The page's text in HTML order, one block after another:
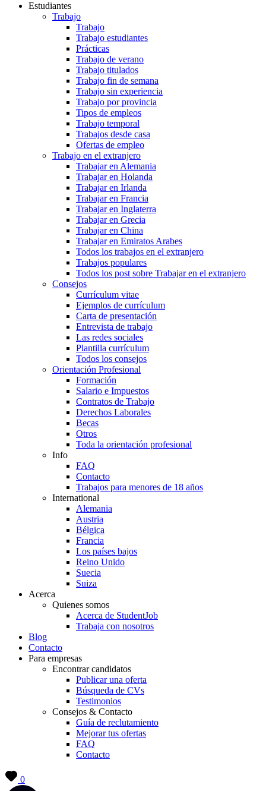
Estudiantes
Trabajo
Trabajo
Trabajo estudiantes
Prácticas
Trabajo de verano
Trabajo titulados
Trabajo fin de semana
Trabajo sin experiencia
Trabajo por provincia
Tipos de empleos
Trabajo temporal
Trabajos desde casa
Ofertas de empleo
Trabajo en el extranjero
Trabajar en Alemania
Trabajar en Holanda
Trabajar en Irlanda
Trabajar en Francia
Trabajar en Inglaterra
Trabajar en Grecia
Trabajar en China
Trabajar en Emiratos Arabes
Todos los trabajos en el extranjero
Trabajos populares
Todos los post sobre Trabajar en el extranjero
Consejos
Currículum vitae
Ejemplos de currículum
Carta de presentación
Entrevista de trabajo
Las redes sociales
Plantilla currículum
Todos los consejos
Orientación Profesional
Formación
Salario e Impuestos
Contratos de Trabajo
Derechos Laborales
Becas
Otros
Toda la orientación profesional
Info
FAQ
Contacto
Trabajos para menores de 18 años
International
Alemania
Austria
Bélgica
Francia
Los países bajos
Reino Unido
Suecia
Suiza
Acerca
Quienes somos
Acerca de StudentJob
Trabaja con nosotros
Blog
Contacto
Para empresas
Encontrar candidatos
Publicar una oferta
Búsqueda de CVs
Testimonios
Consejos & Contacto
Guía de reclutamiento
Mejorar tus ofertas
FAQ
Contacto
0